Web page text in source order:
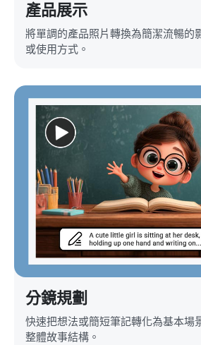
產品展示
將單調的產品照片轉換為簡潔流暢的
或使用方式。
分鏡規劃
快速把想法或簡短筆記轉化為基本場
整體故事結構。